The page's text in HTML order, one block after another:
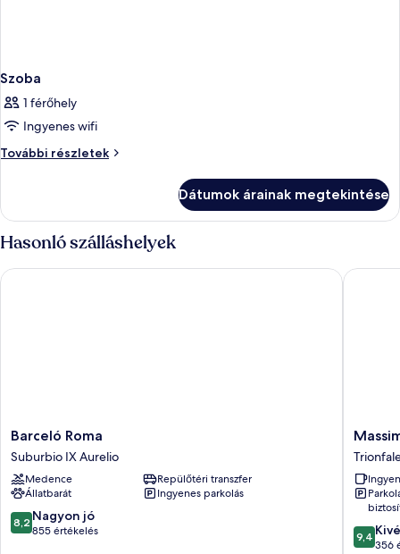
Szoba
1 férőhely
Ingyenes wifi
További részletek
Szoba
Dátumok árainak megtekintése
Hasonló szálláshelyek
Barceló
Roma
Suburbio
IX
Aurelio
Barceló Roma
Suburbio IX Aurelio
Medence
Repülőtéri transzfer
Állatbarát
Ingyenes parkolás
8.2
ennyiből:
8,2 Nagyon jó
855 értékelés
Barceló Roma
Massimi
City
Garden
Hotel
Trionfale
9.4
9,4
356